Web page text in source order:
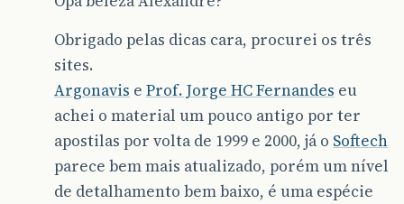
Obrigado pelas dicas cara, procurei os três
sites.
Argonavis e Prof. Jorge HC Fernandes eu
achei o material um pouco antigo por ter
apostilas por volta de 1999 e 2000, já o Softech
parece bem mais atualizado, porém um nível
de detalhamento bem baixo, é uma espécie